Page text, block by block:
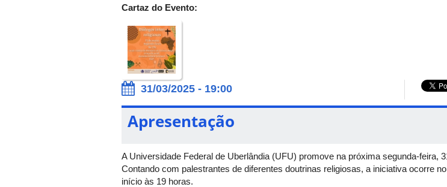
Cartaz do Evento:
31/03/2025 - 19:00
Apresentação
A Universidade Federal de Uberlândia (UFU) promove na próxima segunda-feira,
Contando com palestrantes de diferentes doutrinas religiosas, a iniciativa ocorre
início às 19 horas.